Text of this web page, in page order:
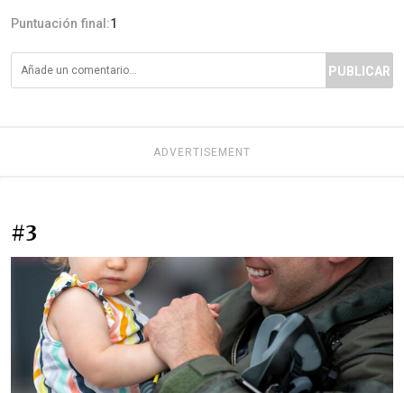
Puntuación final:1
PUBLICAR
ADVERTISEMENT
#3